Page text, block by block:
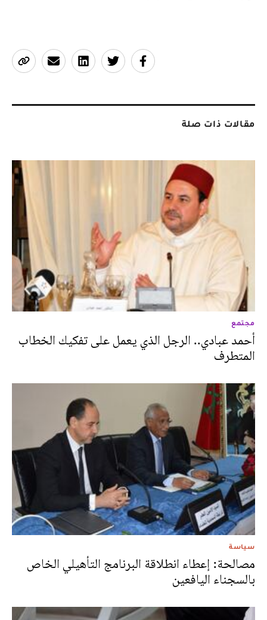
مقالات ذات صلة
مجتمع
أحمد عبادي.. الرجل الذي يعمل على تفكيك الخطاب
المتطرف
سياسة
مصالحة: إعطاء انطلاقة البرنامج التأهيلي الخاص
بالسجناء اليافعين